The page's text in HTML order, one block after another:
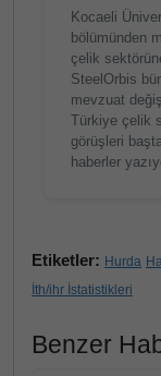
Kocaeli
bölümünden
çelik
SteelOrbis
mevzuat
Türkiye çelik
görüşleri
haberler
Etiketler: Hurda
İth/ihr İstatistikleri
Benzer